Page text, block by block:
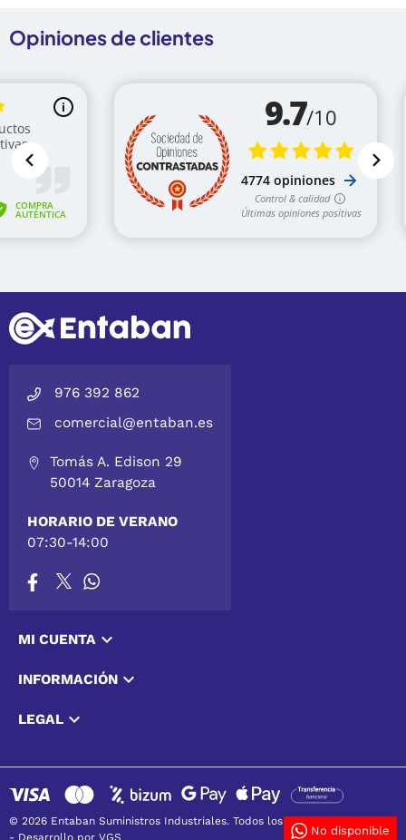
Opiniones de clientes
976 392 862
comercial@entaban.es
Tomás A. Edison 29
50014 Zaragoza
HORARIO DE VERANO
07:30-14:00
MI CUENTA 
INFORMACIÓN 
LEGAL 
© 2026 Entaban Suministros Industriales. Todos los derechos reservados
- Desarrollo por VGS No disponible